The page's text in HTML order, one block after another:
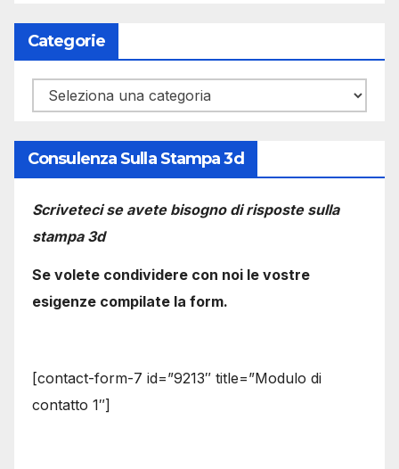
Categorie
Categorie
Consulenza Sulla Stampa 3d
Scriveteci se avete bisogno di risposte sulla
stampa 3d
Se volete condividere con noi le vostre
esigenze compilate la form.
[contact-form-7 id=”9213″ title=”Modulo di
contatto 1″]